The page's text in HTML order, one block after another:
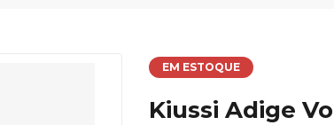
EM ESTOQUE
Kiussi Adige